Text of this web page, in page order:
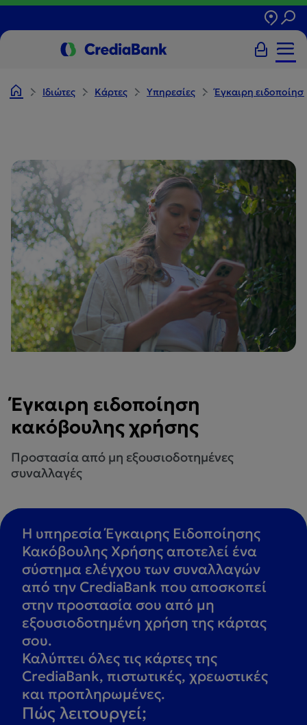
Ιδιώτες Κάρτες Υπηρεσίες Έγκαιρη
Έγκαιρη ειδοποίηση
κακόβουλης χρήσης
Προστασία από μη εξουσιοδοτημένες
συναλλαγές
Η υπηρεσία Έγκαιρης Ειδοποίησης
Κακόβουλης Χρήσης αποτελεί ένα
σύστημα ελέγχου των συναλλαγών
από την CrediaBank που αποσκοπεί
στην προστασία σου από μη
εξουσιοδοτημένη χρήση της κάρτας
σου.
Καλύπτει όλες τις κάρτες της
CrediaBank, πιστωτικές, χρεωστικές
και προπληρωμένες.
Πώς λειτουργεί;